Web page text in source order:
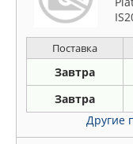
Поставка
Завтра
Завтра
Другие